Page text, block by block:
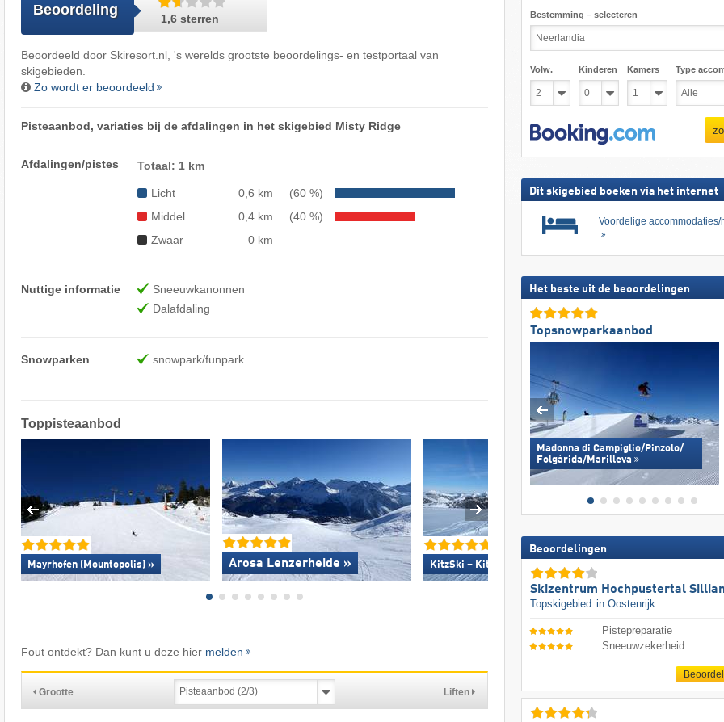
Beoordeling
1,6 sterren
Beoordeeld door Skiresort.nl, 's werelds grootste beoordelings- en testportaal van
skigebieden.
Zo wordt er beoordeeld
Pisteaanbod, variaties bij de afdalingen in het skigebied Misty Ridge
Afdalingen/pistes Totaal: 1 km
Licht 0,6 km
(60 %)
Middel
0,4 km
(40 %)
Zwaar
0 km
Nuttige informatie
Sneeuwkanonnen
Dalafdaling
Snowparken snowpark/funpark
Toppisteaanbod
Mayrhofen (Mountopolis) » Arosa Lenzerheide » KitzSki – Kitzbühel/​Kirchberg »
Fout ontdekt? Dan kunt u deze hier melden
Grootte Liften
Bestemming – selecteren
Volw. Kinderen Kamers Type
Dit skigebied boeken via het internet
Voordelige accommodaties/
Het beste uit de beoordelingen
Topsnowparkaanbod
Madonna di Campiglio/​Pinzolo/​
Folgàrida/​Marilleva
Beoordelingen
Skizentrum Hochpustertal Sillian
Topskigebied in Oostenrijk
Pistepreparatie
Sneeuwzekerheid